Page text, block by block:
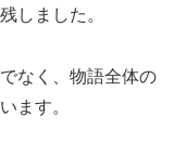
しました。
なく、物語全体の
ます。